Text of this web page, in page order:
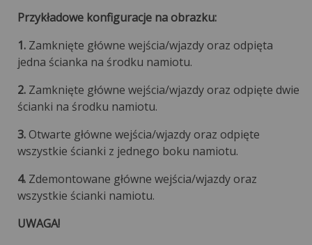
Przykładowe konfiguracje na obrazku:
1. Zamknięte główne wejścia/wjazdy oraz odpięta
jedna ścianka na środku namiotu.
2. Zamknięte główne wejścia/wjazdy oraz odpięte dwie
ścianki na środku namiotu.
3.Otwarte główne wejścia/wjazdy oraz odpięte
wszystkie ścianki z jednego boku namiotu.
4. Zdemontowane główne wejścia/wjazdy oraz
wszystkie ścianki namiotu.
UWAGA!